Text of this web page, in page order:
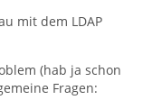
mit dem LDAP
(hab ja schon
Fragen: